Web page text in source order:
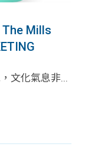
The Mills
文化氣息非...